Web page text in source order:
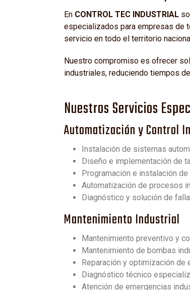
En CONTROL TEC INDUSTRIAL
especializados para empresas de
servicio en todo el territorio
Nuestro compromiso es ofrecer
industriales, reduciendo tiempos
Nuestros Servicios
Automatización y Control
Instalación de sistemas
Diseño e implementación de
Programación e instalación
Automatización de procesos
Diagnóstico y solución de
Mantenimiento Industrial
Mantenimiento preventivo y
Mantenimiento de bombas
Reparación y optimización de
Diagnóstico técnico
Atención de emergencias